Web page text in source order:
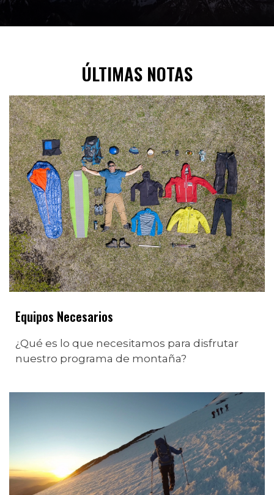
ÚLTIMAS NOTAS
Equipos Necesarios
¿Qué es lo que necesitamos para disfrutar
nuestro programa de montaña?